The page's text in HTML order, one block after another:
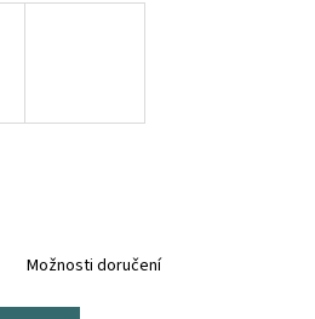
Možnosti doručení